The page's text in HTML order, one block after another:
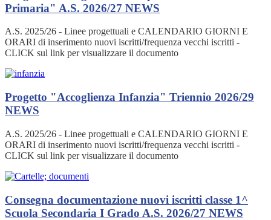
Primaria" A.S. 2026/27 NEWS
A.S. 2025/26 - Linee progettuali e CALENDARIO GIORNI E
ORARI di inserimento nuovi iscritti/frequenza vecchi iscritti -
CLICK sul link per visualizzare il documento
Progetto "Accoglienza Infanzia" Triennio 2026/29
NEWS
A.S. 2025/26 - Linee progettuali e CALENDARIO GIORNI E
ORARI di inserimento nuovi iscritti/frequenza vecchi iscritti -
CLICK sul link per visualizzare il documento
Consegna documentazione nuovi iscritti classe 1^
Scuola Secondaria I Grado A.S. 2026/27 NEWS